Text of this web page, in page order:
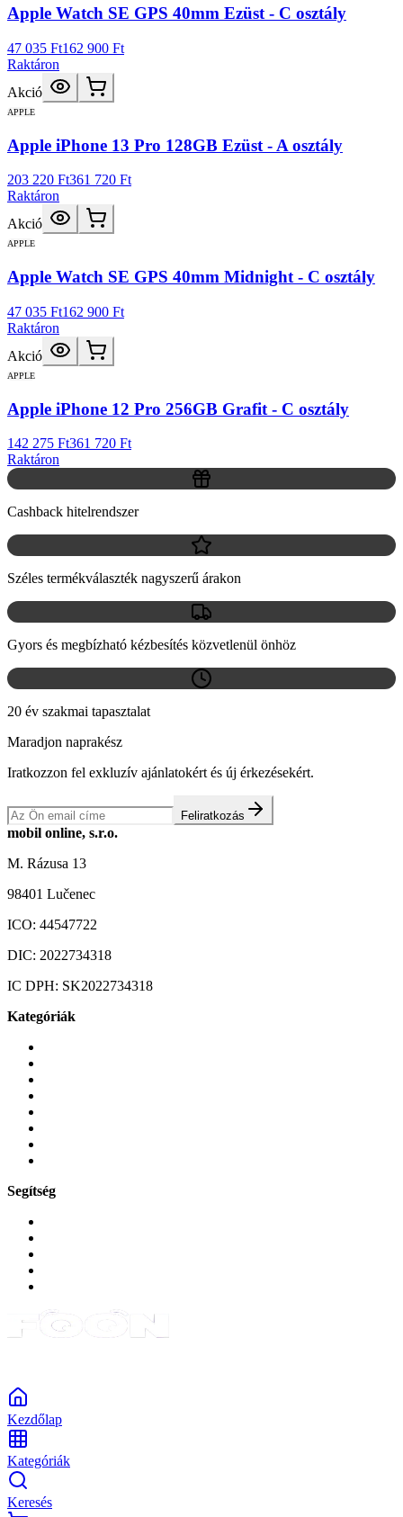
Apple Watch SE GPS 40mm Ezüst - C osztály
47 035 Ft162 900 Ft
Raktáron
Akció
APPLE
Apple iPhone 13 Pro 128GB Ezüst - A osztály
203 220 Ft361 720 Ft
Raktáron
Akció
APPLE
Apple Watch SE GPS 40mm Midnight - C osztály
47 035 Ft162 900 Ft
Raktáron
Akció
APPLE
Apple iPhone 12 Pro 256GB Grafit - C osztály
142 275 Ft361 720 Ft
Raktáron
Cashback hitelrendszer
Széles termékválaszték nagyszerű árakon
Gyors és megbízható kézbesítés közvetlenül önhöz
20 év szakmai tapasztalat
Maradjon naprakész
Iratkozzon fel exkluzív ajánlatokért és új érkezésekért.
Feliratkozás
mobil online, s.r.o.
M. Rázusa 13
98401 Lučenec
ICO: 44547722
DIC: 2022734318
IC DPH: SK2022734318
Kategóriák
Segítség
Kezdőlap
Kategóriák
Keresés